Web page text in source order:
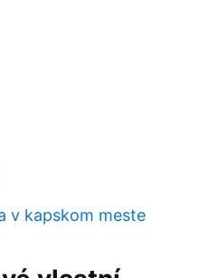
v kapskom meste